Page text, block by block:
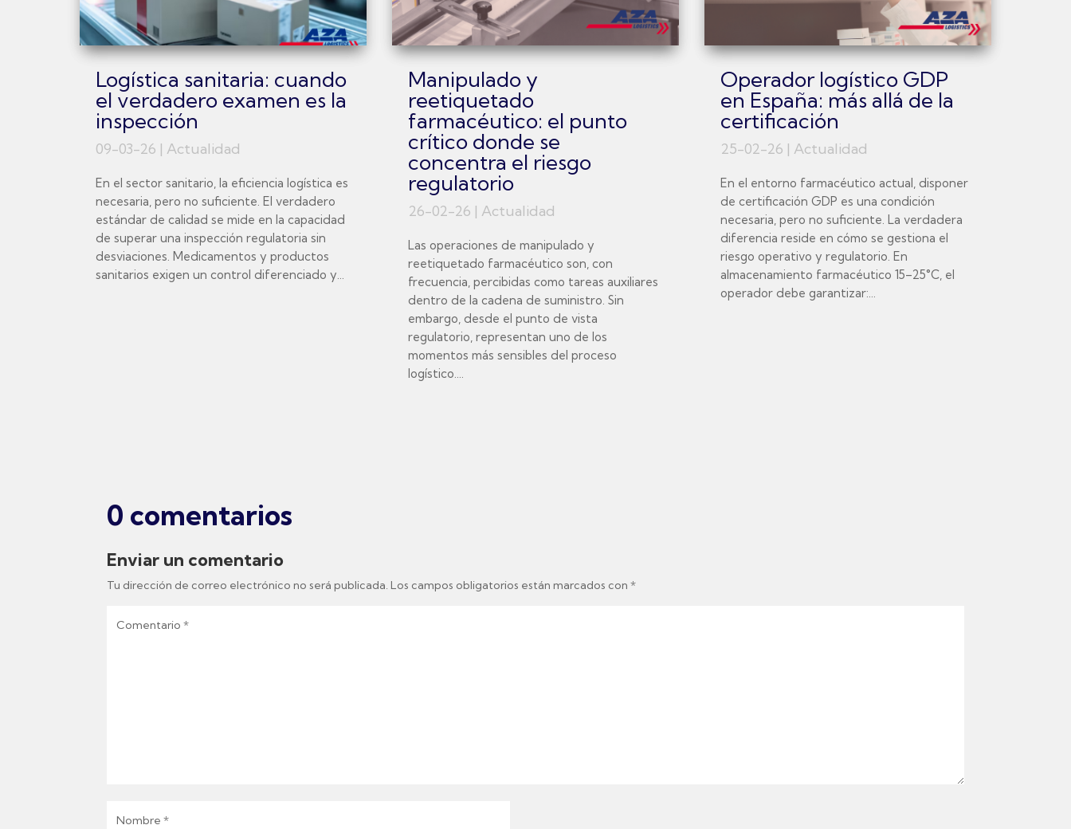
Logística sanitaria: cuando
el verdadero examen es la
inspección
09-03-26 | Actualidad
En el sector sanitario, la eficiencia logística es
necesaria, pero no suficiente. El verdadero
estándar de calidad se mide en la capacidad
de superar una inspección regulatoria sin
desviaciones. Medicamentos y productos
sanitarios exigen un control diferenciado y...
Manipulado y
reetiquetado
farmacéutico: el punto
crítico donde se
concentra el riesgo
regulatorio
26-02-26 | Actualidad
Las operaciones de manipulado y
reetiquetado farmacéutico son, con
frecuencia, percibidas como tareas auxiliares
dentro de la cadena de suministro. Sin
embargo, desde el punto de vista
regulatorio, representan uno de los
momentos más sensibles del proceso
logístico....
Operador logístico GDP
en España: más allá de la
certificación
25-02-26 | Actualidad
En el entorno farmacéutico actual, disponer
de certificación GDP es una condición
necesaria, pero no suficiente. La verdadera
diferencia reside en cómo se gestiona el
riesgo operativo y regulatorio. En
almacenamiento farmacéutico 15–25°C, el
operador debe garantizar:...
0 comentarios
Enviar un comentario
Tu dirección de correo electrónico no será publicada. Los campos obligatorios están marcados con*